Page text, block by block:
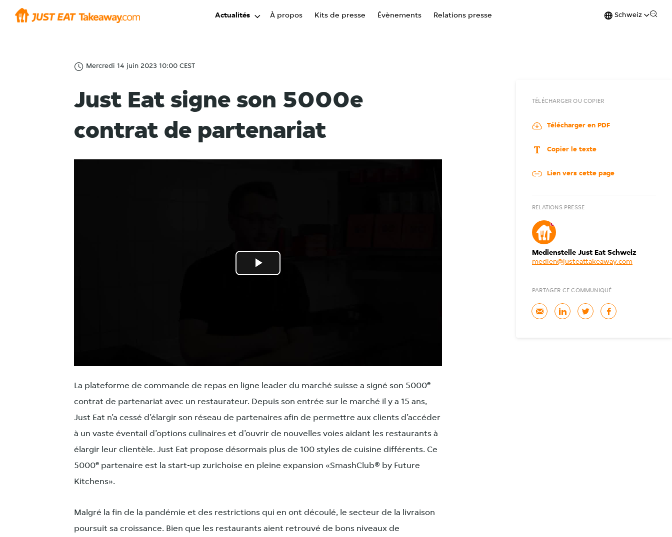
Actualités À propos Kits de presse Évènements Relations presse Schweiz
Mercredi 14 juin 2023 10:00 CEST
Just Eat signe son 5000e
contrat de partenariat
Play
La plateforme de commande de repas en ligne leader du marché suisse a signé son 5000e
contrat de partenariat avec un restaurateur. Depuis son entrée sur le marché il y a 15 ans,
Just Eat n’a cessé d’élargir son réseau de partenaires afin de permettre aux clients d’accéder
à un vaste éventail d’options culinaires et d’ouvrir de nouvelles voies aidant les restaurants à
élargir leur clientèle. Just Eat propose désormais plus de 100 styles de cuisine différents. Ce
5000e partenaire est la start-up zurichoise en pleine expansion «SmashClub® by Future
Kitchens».
Malgré la fin de la pandémie et des restrictions qui en ont découlé, le secteur de la livraison
poursuit sa croissance. Bien que les restaurants aient retrouvé de bons niveaux de
TÉLÉCHARGER OU COPIER
Télécharger en PDF
Copier le texte
Lien vers cette page
RELATIONS PRESSE
Medienstelle Just Eat Schweiz
medien@justeattakeaway.com
PARTAGER CE COMMUNIQUÉ